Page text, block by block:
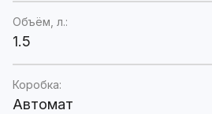
Объём, л.:
1.5
Коробка:
Автомат